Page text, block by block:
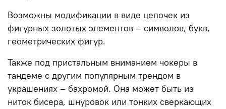
Возможны модификации в виде цепочек из
фигурных золотых элементов – символов, букв,
геометрических фигур.
Также под пристальным вниманием чокеры в
тандеме с другим популярным трендом в
украшениях – бахромой. Она может быть из
ниток бисера, шнуровок или тонких сверкающих